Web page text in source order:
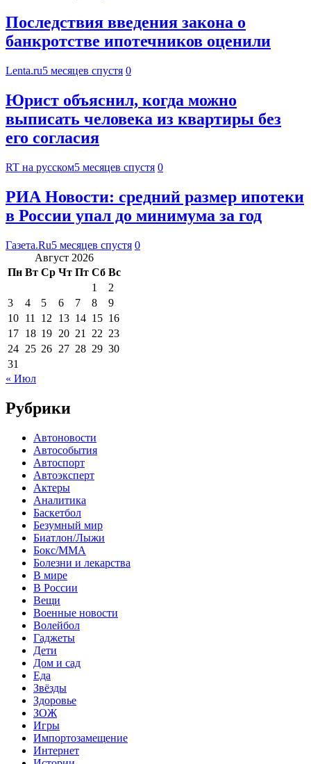
Последствия введения закона о
банкротстве ипотечников оценили
Lenta.ru5 месяцев спустя 0
Юрист объяснил, когда можно
выписать человека из квартиры без
его согласия
RT на русском5 месяцев спустя 0
РИА Новости: средний размер ипотеки
в России упал до минимума за год
Газета.Ru5 месяцев спустя 0
Август 2026
Пн Вт Ср Чт Пт Сб Вс
1
2
3
4 5 6 7 8
9
10 11 12 13 14 15 16
17 18 19 20 21 22 23
24 25 26 27 28 29 30
31
« Июл
Рубрики
Автоновости
Автособытия
Автоспорт
Автоэксперт
Актеры
Аналитика
Баскетбол
Безумный мир
Биатлон/Лыжи
Бокс/MMA
Болезни и лекарства
В мире
В России
Вещи
Военные новости
Волейбол
Гаджеты
Дети
Дом и сад
Еда
Звёзды
Здоровье
ЗОЖ
Игры
Импортозамещение
Интернет